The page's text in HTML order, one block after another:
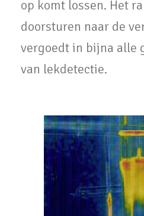
op komt lossen. Het
doorsturen naar de
vergoedt in bijna alle
van lekdetectie.